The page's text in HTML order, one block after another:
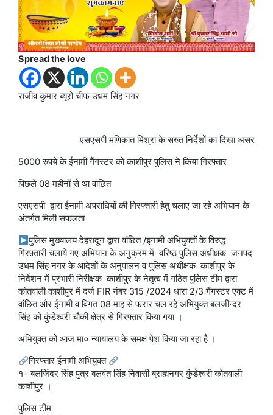
Spread the love
राजीव कुमार ब्यूरो चीफ उधम सिंह नगर
एसएसपी मणिकांत मिश्रा के सख्त निर्देशों का दिखा असर
5000 रुपये के ईनामी गैंगस्टर को काशीपुर पुलिस ने किया गिरफ्तार
पिछले 08 महीनों से था वांछित
एसएसपी द्वारा ईनामी अपराधियों की गिरफ्तारी हेतु चलाए जा रहे अभियान के
अंतर्गत मिली सफलता
पुलिस मुख्यालय देहरादून द्वारा वांछित /इनामी अभियुक्तों के विरुद्ध
गिरफ़्तारी चलाये गए अभियान के अनुक्रम में वरिष्ठ पुलिस अधीक्षक जनपद
उधम सिंह नगर के आदेशों के अनुपालन व पुलिस अधीक्षक काशीपुर के
निर्देशन में प्रभारी निरीक्षक काशीपुर के नेतृत्व में गठित पुलिस टीम द्वारा
कोतवाली काशीपुर में दर्ज FIR नंबर 315 /2024 धारा 2/3 गैंगस्टर एक्ट में
वांछित और ईनामी व विगत 08 माह से फरार चल रहे अभियुक्त बलजीन्दर
सिंह को कुंडेश्वरी चौकी क्षेत्र से गिरफ्तार किया गया ।
अभियुक्त को आज मा० न्यायालय के समक्ष पेश किया जा रहा है ।
गिरफ्तार ईनामी अभियुक्त
१- बलजिंदर सिंह पुत्र बलवंत सिंह निवासी ब्राह्मनगर कुंडेश्वरी कोतवाली
काशीपुर ।
पुलिस टीम